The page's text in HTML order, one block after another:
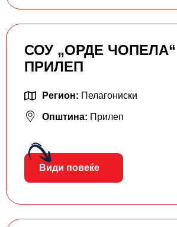
СОУ „ОРДЕ ЧОПЕЛА“
ПРИЛЕП
Регион: Пелагониски
Општина: Прилеп
Види повеќе